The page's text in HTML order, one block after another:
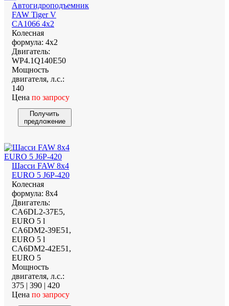
Автогидроподъемник
FAW Tiger V
CA1066 4x2
Колесная
формула: 4х2
Двигатель:
WP4.1Q140E50
Мощность
двигателя, л.с.:
140
Цена по запросу
Получить
предложение
Шасси FAW 8х4
EURO 5 J6P-420
Колесная
формула: 8х4
Двигатель:
CA6DL2-37E5,
EURO 5 l
CA6DM2-39E51,
EURO 5 l
CA6DM2-42E51,
EURO 5
Мощность
двигателя, л.с.:
375 | 390 | 420
Цена по запросу